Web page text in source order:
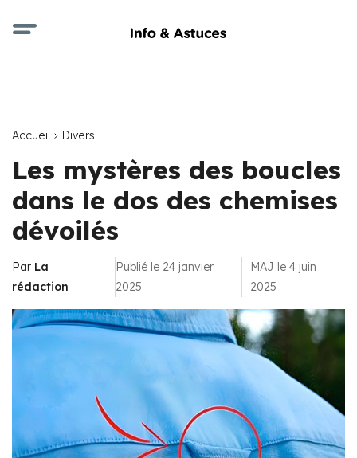
Accueil Divers
Les mystères des boucles
dans le dos des chemises
dévoilés
Par La
rédaction
Publié le 24 janvier
2025
MAJ le 4 juin
2025